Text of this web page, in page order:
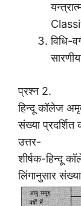
विधि-
प्रश्न 2.
हिन्दू कॉलेज
संख्या प्रदर्शित
उत्तर-
शीर्षक-हिन्दू
लिंगानुसार